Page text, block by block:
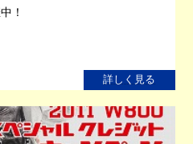
！
詳しく見る